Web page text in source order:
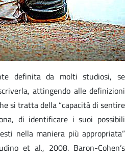
definita da molti studiosi, se
attingendo alle definizioni
si tratta della “capacità di sentire
di identificare i suoi possibili
nella maniera più appropriata”
et al., 2008. Baron-Cohen’s